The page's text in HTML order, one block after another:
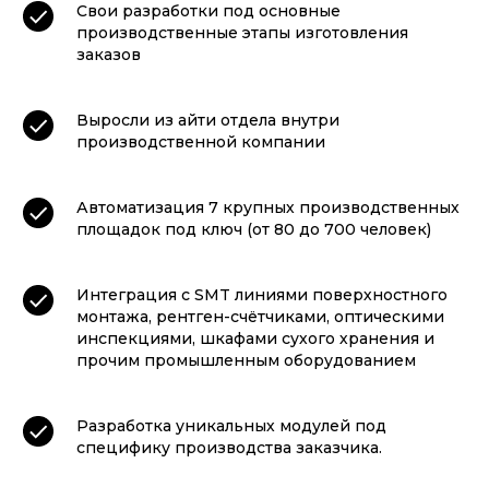
Свои разработки под основные
производственные этапы изготовления
заказов
Выросли из айти отдела внутри
производственной компании
Автоматизация 7 крупных производственных
площадок под ключ (от 80 до 700 человек)
Интеграция c SMT линиями поверхностного
монтажа, рентген-счётчиками, оптическими
инспекциями, шкафами сухого хранения и
прочим промышленным оборудованием
Разработка уникальных модулей под
специфику производства заказчика.